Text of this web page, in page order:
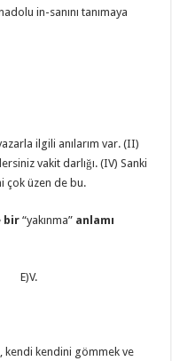
in-sanını tanımaya
ilgili anılarım var. (II)
vakit darlığı. (IV) Sanki
çok üzen de bu.
bir“yakınma” anlamı
kendi kendini gömmek ve